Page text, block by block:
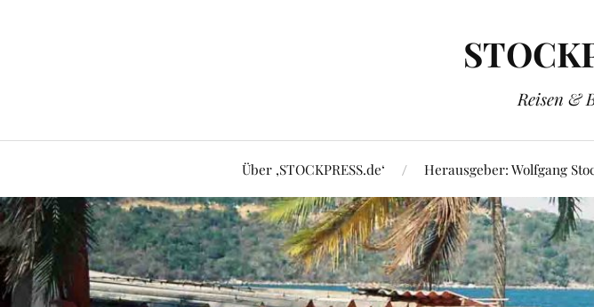
Reisen &
Über ‚STOCKPRESS.de‘ Herausgeber: Wolfgang